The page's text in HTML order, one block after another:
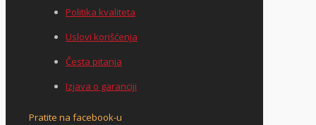
Politika kvaliteta
Uslovi korišćenja
Česta pitanja
Izjava o garanciji
Pratite na facebook-u